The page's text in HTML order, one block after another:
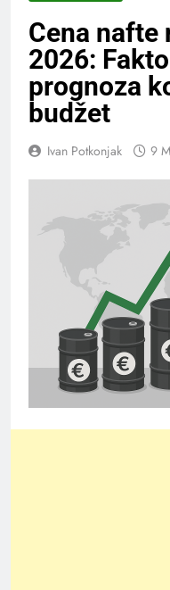
Cena nafte
2026:
prognoza
budžet
Ivan Potkonjak 9